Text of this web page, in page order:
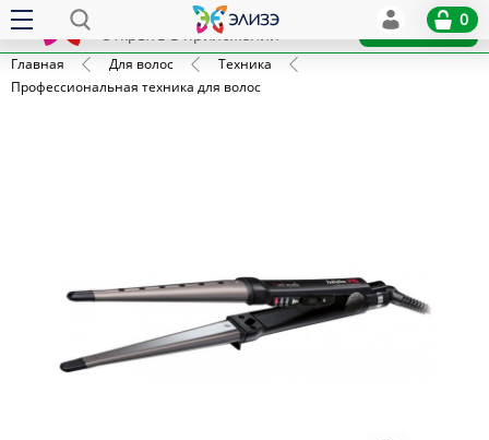
x
Открыть в приложении
Установить
0
Главная Для волос
Техника
Профессиональная техника для волос